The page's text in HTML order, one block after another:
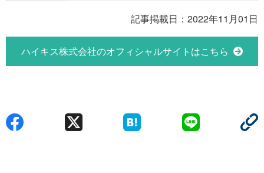
記事掲載日：2022年11月01日
ハイキス株式会社のオフィシャルサイトはこちら